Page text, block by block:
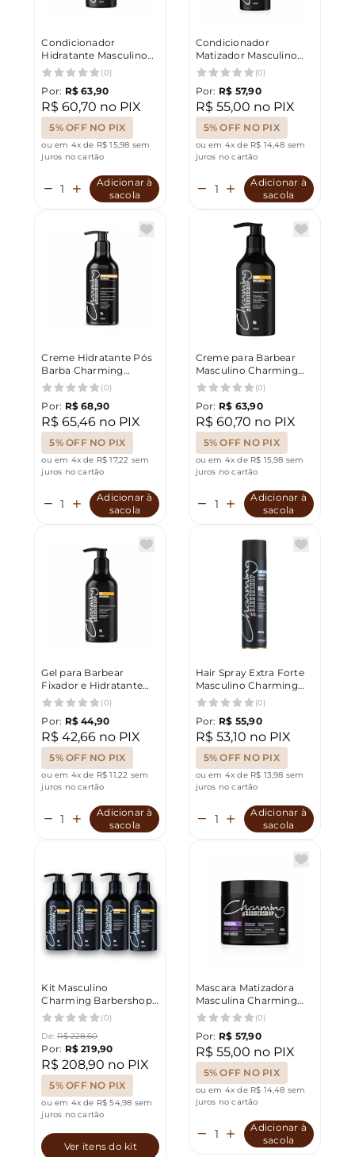
Condicionador
Hidratante Masculino
Charming Barbershop
500ml
(0)
Por: R$ 63,90
R$ 60,70 no PIX
5% OFF NO PIX
ou em 4x de R$ 15,98 sem
juros no cartão
Adicionar à
sacola
Condicionador
Matizador Masculino
Charming Barbershop
500ml
(0)
Por: R$ 57,90
R$ 55,00 no PIX
5% OFF NO PIX
ou em 4x de R$ 14,48 sem
juros no cartão
Adicionar à
sacola
Creme Hidratante Pós
Barba Charming
Barbershop 500g
(0)
Por: R$ 68,90
R$ 65,46 no PIX
5% OFF NO PIX
ou em 4x de R$ 17,22 sem
juros no cartão
Adicionar à
sacola
Creme para Barbear
Masculino Charming
Barbershop 500g
(0)
Por: R$ 63,90
R$ 60,70 no PIX
5% OFF NO PIX
ou em 4x de R$ 15,98 sem
juros no cartão
Adicionar à
sacola
Gel para Barbear
Fixador e Hidratante
Charming Barbershop
500g
(0)
Por: R$ 44,90
R$ 42,66 no PIX
5% OFF NO PIX
ou em 4x de R$ 11,22 sem
juros no cartão
Adicionar à
sacola
Hair Spray Extra Forte
Masculino Charming
Barbershop 400ml
(0)
Por: R$ 55,90
R$ 53,10 no PIX
5% OFF NO PIX
ou em 4x de R$ 13,98 sem
juros no cartão
Adicionar à
sacola
Kit Masculino
Charming Barbershop:
Limpeza, Hidratação e
Proteção Pós-Barbear
(0)
De:R$ 228,60
Por: R$ 219,90
R$ 208,90 no PIX
5% OFF NO PIX
ou em 4x de R$ 54,98 sem
juros no cartão
Ver itens do kit
Mascara Matizadora
Masculina Charming
Barbershop 500g
(0)
Por: R$ 57,90
R$ 55,00 no PIX
5% OFF NO PIX
ou em 4x de R$ 14,48 sem
juros no cartão
Adicionar à
sacola